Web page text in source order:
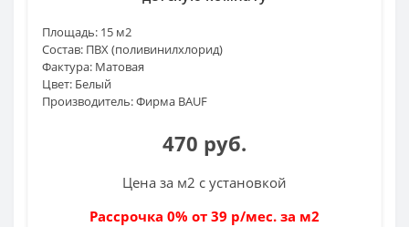
Площадь: 15 м2
Состав: ПВХ (поливинилхлорид)
Фактура: Матовая
Цвет: Белый
Производитель:Фирма BAUF
470 руб.
Цена за м2 с установкой
Рассрочка 0% от 39 р/мес. за м2